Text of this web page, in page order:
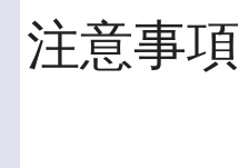
注意事項